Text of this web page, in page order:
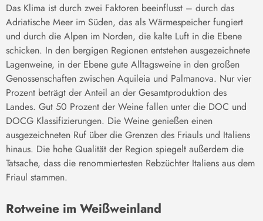
Das Klima ist durch zwei Faktoren beeinflusst – durch das
Adriatische Meer im Süden, das als Wärmespeicher fungiert
und durch die Alpen im Norden, die kalte Luft in die Ebene
schicken. In den bergigen Regionen entstehen ausgezeichnete
Lagenweine, in der Ebene gute Alltagsweine in den großen
Genossenschaften zwischen Aquileia und Palmanova. Nur vier
Prozent beträgt der Anteil an der Gesamtproduktion des
Landes. Gut 50 Prozent der Weine fallen unter die DOC und
DOCG Klassifizierungen. Die Weine genießen einen
ausgezeichneten Ruf über die Grenzen des Friauls und Italiens
hinaus. Die hohe Qualität der Region spiegelt außerdem die
Tatsache, dass die renommiertesten Rebzüchter Italiens aus dem
Friaul stammen.
Rotweine im Weißweinland